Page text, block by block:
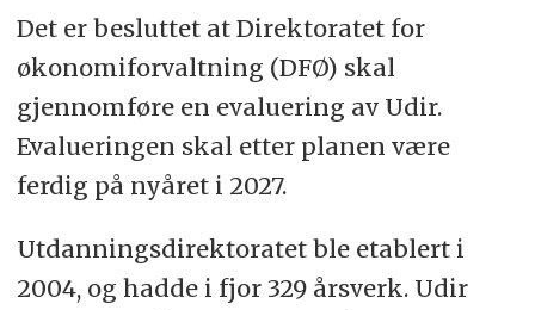
Det er besluttet at Direktoratet for
økonomiforvaltning (DFØ) skal
gjennomføre en evaluering av Udir.
Evalueringen skal etter planen være
ferdig på nyåret i 2027.
Utdanningsdirektoratet ble etablert i
2004, og hadde i fjor 329 årsverk. Udir